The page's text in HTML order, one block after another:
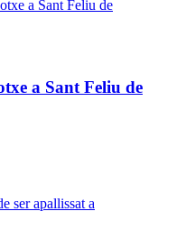
a Sant Feliu de